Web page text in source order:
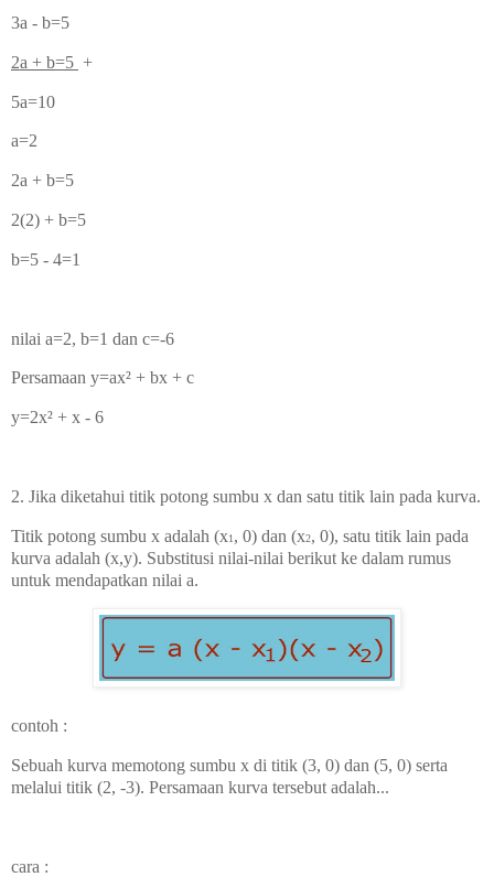
3a - b=5
2a + b=5 +
5a=10
a=2
2a + b=5
2(2) + b=5
b=5 - 4=1
nilai a=2, b=1 dan c=-6
Persamaan y=ax² + bx + c
y=2x² + x - 6
2. Jika diketahui titik potong sumbu x dan satu titik lain pada kurva.
Titik potong sumbu x adalah (x1 , 0) dan (x2, 0), satu titik lain pada
kurva adalah (x,y). Substitusi nilai-nilai berikut ke dalam rumus
untuk mendapatkan nilai a.
contoh :
Sebuah kurva memotong sumbu x di titik (3, 0) dan (5, 0) serta
melalui titik (2, -3). Persamaan kurva tersebut adalah...
cara :